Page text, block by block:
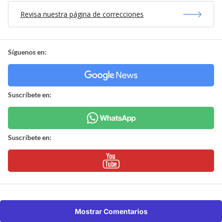
Revisa nuestra página de correcciones
Síguenos en:
Suscríbete en:
Suscríbete en:
Mostrar Comentarios